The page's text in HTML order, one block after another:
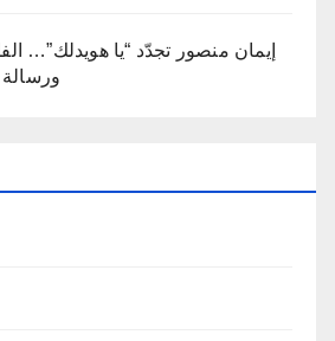
إيمان منصور تجدّد “يا هويدلك”…
ورسالة